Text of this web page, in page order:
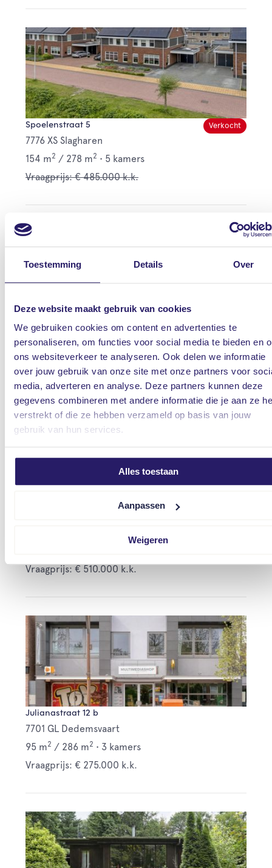
Toestemming Details Over
Deze website maakt gebruik van cookies
We gebruiken cookies om content en advertenties te
personaliseren, om functies voor social media te bieden en
ons websiteverkeer te analyseren. Ook delen we informatie
over jouw gebruik van onze site met onze partners voor
media, adverteren en analyse. Deze partners kunnen deze
gegevens combineren met andere informatie die je aan ze
verstrekt of die ze hebben verzameld op basis van jouw
gebruik van hun services.
Alles toestaan
Aanpassen
Weigeren
Verkocht
Spoelenstraat 5
7776 XS Slagharen
154 m2 / 278 m2 • 5 kamers
Vraagprijs: € 485.000 k.k.
7775 PA Lutten
140 m 2/400 m • 5 kamers
Vraagprijs: € 395.000 k.k.
Vraagprijs: € 510.000 k.k.
Julianastraat 12 b
7701 GL Dedemsvaart
95 m2 / 286 m2 • 3 kamers
Vraagprijs: € 275.000 k.k.